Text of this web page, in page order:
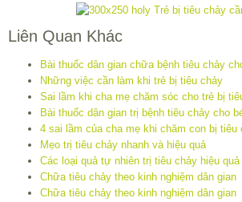
Liên Quan Khác
Bài thuốc dân gian chữa bệnh tiêu chảy
Những việc cần làm khi trẻ bị tiêu chảy
Sai lầm khi cha mẹ chăm sóc cho trẻ bị
Bài thuốc dân gian trị bệnh tiêu chảy cho
4 sai lầm của cha mẹ khi chăm con bị tiêu
Mẹo trị tiêu chảy nhanh và hiệu quả
Các loại quả tự nhiên trị tiêu chảy hiệu quả
Chữa tiêu chảy theo kinh nghiệm dân gian
Chữa tiêu chảy theo kinh nghiệm dân gian